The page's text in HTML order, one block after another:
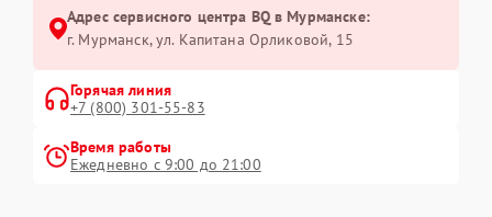
Адрес сервисного центра BQ в Мурманске:
г. Мурманск, ул. Капитана Орликовой, 15
Горячая линия
+7 (800) 301-55-83
Время работы
Ежедневно с 9:00 до 21:00